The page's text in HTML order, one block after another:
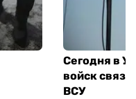
Сегодня в
войск
ВСУ